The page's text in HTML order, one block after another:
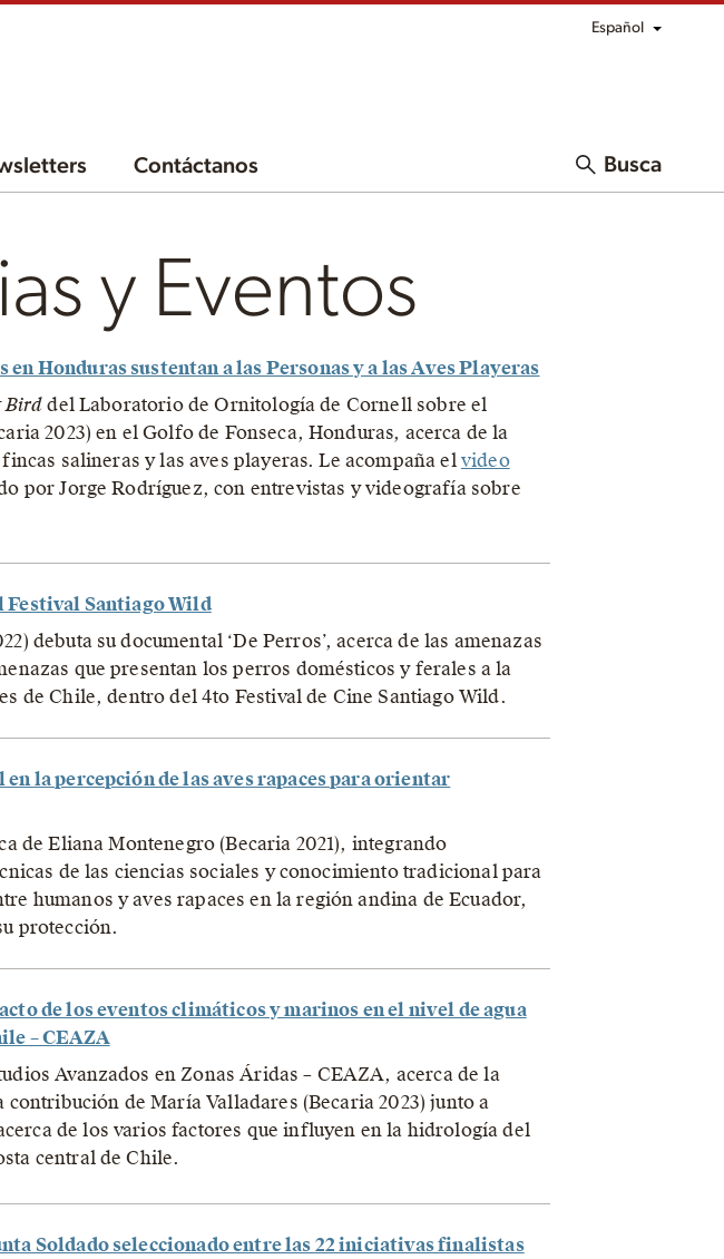
Español
Contáctanos Busca
y Eventos
en Honduras sustentan a las Personas y a las Aves Playeras
Birddel Laboratorio de Ornitología de Cornell sobre el
2023) en el Golfo de Fonseca, Honduras, acerca de la
salineras y las aves playeras. Le acompaña elvideo
por Jorge Rodríguez, con entrevistas y videografía sobre
Festival Santiago Wild
debuta su documental ‘De Perros’, acerca de las amenazas
que presentan los perros domésticos y ferales a la
de Chile, dentro del 4to Festival de Cine Santiago Wild.
la percepción de las aves rapaces para orientar
de Eliana Montenegro (Becaria 2021), integrando
de las ciencias sociales y conocimiento tradicional para
humanos y aves rapaces en la región andina de Ecuador,
protección.
de los eventos climáticos y marinos en el nivel de agua
– CEAZA
Avanzados en Zonas Áridas – CEAZA, acerca de la
de María Valladares (Becaria 2023) junto a
de los varios factores que influyen en la hidrología del
central de Chile.
Soldado seleccionado entre las 22 iniciativas finalistas